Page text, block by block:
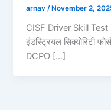
arnav/ November 2,
CISF Driver Skill
इंडस्ट्रियल सिक्योरिटी
DCPO […]